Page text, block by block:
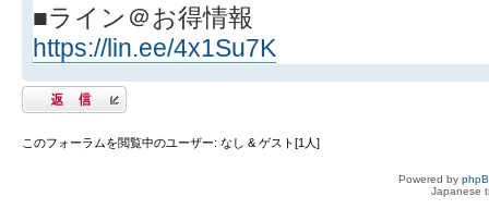
■ライン＠お得情報
https://lin.ee/4x1Su7K
返信する
このフォーラムを閲覧中のユーザー: なし & ゲスト[1人]
Powered by
Japanese